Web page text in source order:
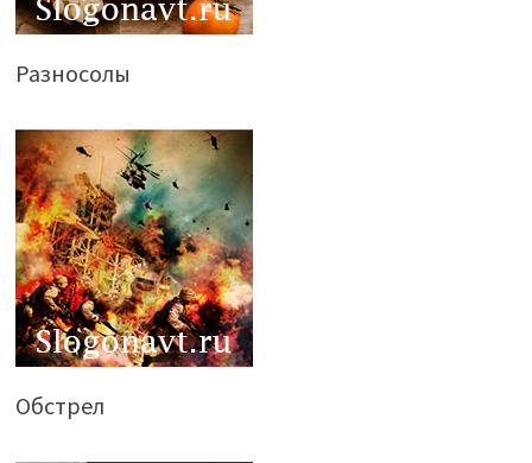
Разносолы
Обстрел